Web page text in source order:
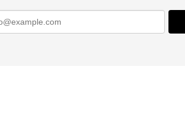
ませんでした。 思ったとおりの着心地の
のある感じもステキです。 SHOPさんは